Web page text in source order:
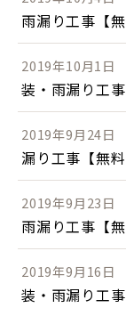
雨漏り工事【無
2019年10月1日
装・雨漏り工
2019年9月24日
漏り工事【無料
2019年9月23日
雨漏り工事【無
2019年9月16日
装・雨漏り工